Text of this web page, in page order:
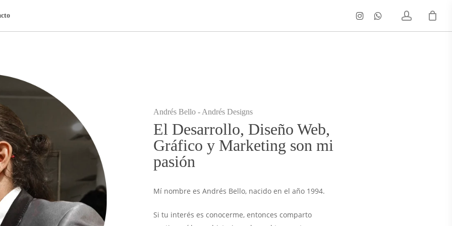
account
InstagramWhatsapp
Andrés Bello - Andrés Designs
El Desarrollo, Diseño Web,
Gráfico y Marketing son mi
pasión
Mí nombre es Andrés Bello, nacido en el año 1994.
Si tu interés es conocerme, entonces comparto